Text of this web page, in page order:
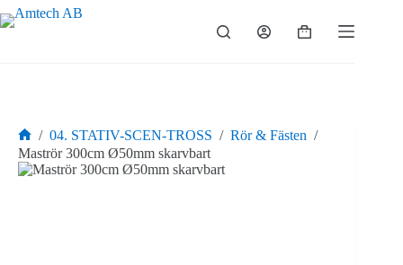
Hoppa
till
Varukorg
Hem
/ 04. STATIV-SCEN-TROSS / Rör & Fästen /
Maströr 300cm Ø50mm skarvbart